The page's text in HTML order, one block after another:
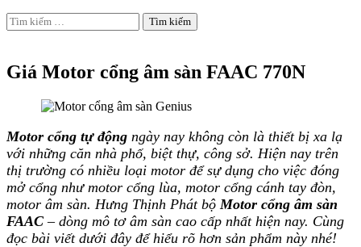
Tìm
kiếm
Giá Motor cổng âm sàn FAAC 770N
Motor cổng tự động ngày nay không còn là thiết bị xa lạ
với những căn nhà phố, biệt thự, công sở. Hiện nay trên
thị trường có nhiều loại motor để sự dụng cho việc đóng
mở cổng như motor cổng lùa, motor cổng cánh tay đòn,
motor âm sàn. Hưng Thịnh Phát bộ Motor cổng âm sàn
FAAC – dòng mô tơ âm sàn cao cấp nhất hiện nay. Cùng
đọc bài viết dưới đây để hiểu rõ hơn sản phẩm này nhé!